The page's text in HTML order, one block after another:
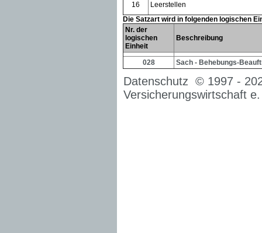
16
Leerstellen
Die Satzart wird in folgenden logischen
Nr. der
logischen
Einheit
Beschreibung
028 Sach - Behebungs-
Datenschutz © 1997 -
Versicherungswirtschaft e.